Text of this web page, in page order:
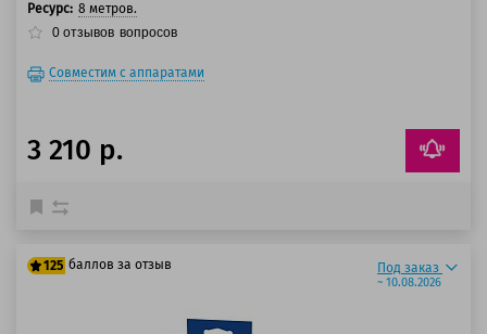
Ресурс: 8 метров.
0 отзывов вопросов
Совместим с аппаратами
3 210 р.
125 баллов за отзыв Под заказ
~ 10.08.2026